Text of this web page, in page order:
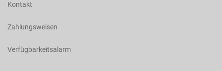
Kontakt
Zahlungsweisen
Verfügbarkeitsalarm